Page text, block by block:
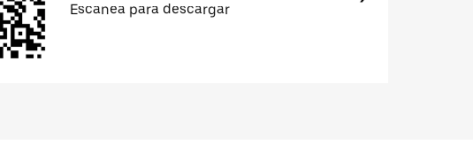
Escanea para descargar